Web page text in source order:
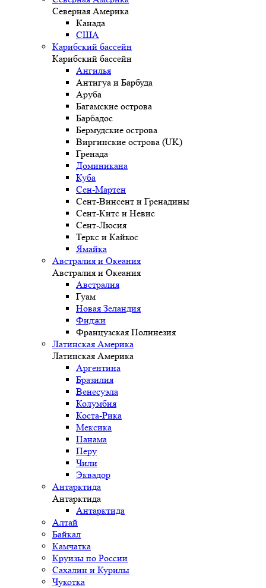
Северная Америка
Канада
США
Карибский бассейн
Карибский бассейн
Ангилья
Антигуа и Барбуда
Аруба
Багамские острова
Барбадос
Бермудские острова
Виргинские острова (UK)
Гренада
Доминикана
Куба
Сен-Мартен
Сент-Винсент и Гренадины
Сент-Китс и Невис
Сент-Люсия
Теркс и Кайкос
Ямайка
Австралия и Океания
Австралия и Океания
Австралия
Гуам
Новая Зеландия
Фиджи
Французская Полинезия
Латинская Америка
Латинская Америка
Аргентина
Бразилия
Венесуэла
Колумбия
Коста-Рика
Мексика
Панама
Перу
Чили
Эквадор
Антарктида
Антарктида
Антарктида
Алтай
Байкал
Камчатка
Круизы по России
Сахалин и Курилы
Чукотка